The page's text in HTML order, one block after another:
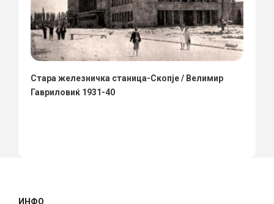
Стара железничка станица-Скопје / Велимир
Гавриловиќ 1931-40
ИНФО